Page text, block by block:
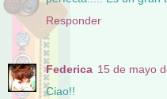
Responder
Federica 15 de mayo
Ciao!!